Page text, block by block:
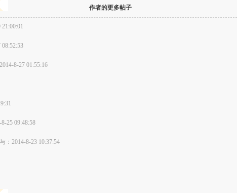
8-27 01:55:16
25 09:48:58
：2014-8-23 10:37:54
作者的更多帖子